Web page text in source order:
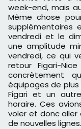
week-end, mais
Même chose
vendredi et le
une amplitude
vendredi, ce qui
retour Figari-
concrètement
équipages de
Figari et un
horaire. Ces
voler et donc aller
de nouvelles lignes.